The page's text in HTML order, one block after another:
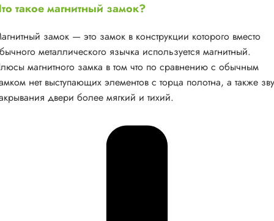
такое магнитный замок?
замок — это замок в конструкции которого вместо
металлического язычка используется магнитный.
магнитного замка в том что по сравнению с обычным
нет выступающих элементов с торца полотна, а также
двери более мягкий и тихий.